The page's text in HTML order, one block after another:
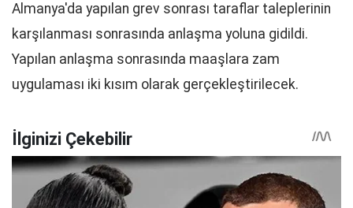
Almanya'da yapılan grev sonrası taraflar taleplerinin
karşılanması sonrasında anlaşma yoluna gidildi.
Yapılan anlaşma sonrasında maaşlara zam
uygulaması iki kısım olarak gerçekleştirilecek.